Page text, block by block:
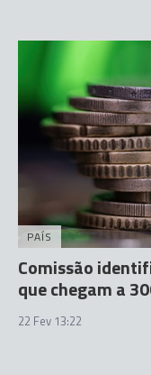
PAÍS
Comissão
que chegam a
22 Fev 13:22